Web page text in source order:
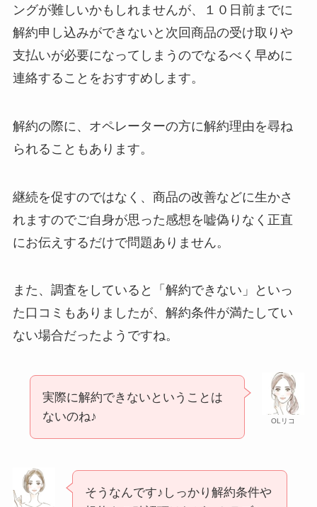
ングが難しいかもしれませんが、１０日前までに
解約申し込みができないと次回商品の受け取りや
支払いが必要になってしまうのでなるべく早めに
連絡することをおすすめします。
解約の際に、オペレーターの方に解約理由を尋ね
られることもあります。
継続を促すのではなく、商品の改善などに生かさ
れますのでご自身が思った感想を嘘偽りなく正直
にお伝えするだけで問題ありません。
また、調査をしていると「解約できない」といっ
た口コミもありましたが、解約条件が満たしてい
ない場合だったようですね。
OLリコ
実際に解約できないということは
ないのね♪
そうなんです♪しっかり解約条件や